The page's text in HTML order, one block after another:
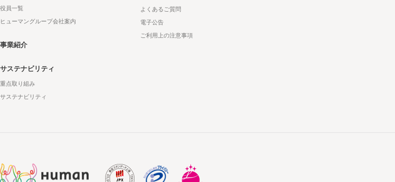
役員一覧
ヒューマングループ会社案内
事業紹介
サステナビリティ
重点取り組み
サステナビリティ
よくあるご質問
電子公告
ご利用上の注意事項